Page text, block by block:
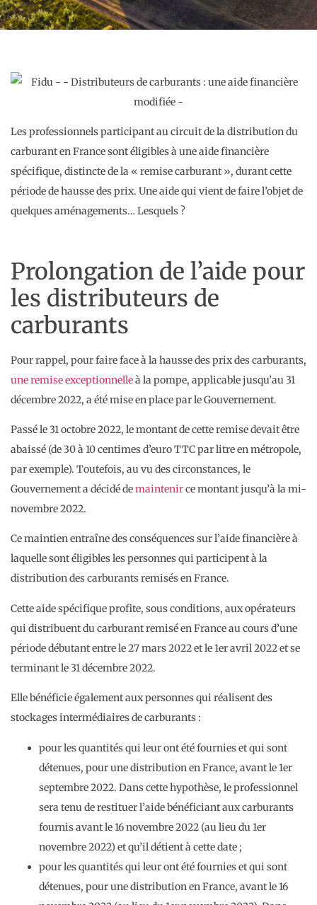
Les professionnels participant au circuit de la distribution du
carburant en France sont éligibles à une aide financière
spécifique, distincte de la « remise carburant », durant cette
période de hausse des prix. Une aide qui vient de faire l’objet de
quelques aménagements… Lesquels ?
Prolongation de l’aide pour
les distributeurs de
carburants
Pour rappel, pour faire face à la hausse des prix des carburants,
une remise exceptionnelleà la pompe, applicable jusqu’au 31
décembre 2022, a été mise en place par le Gouvernement.
Passé le 31 octobre 2022, le montant de cette remise devait être
abaissé (de 30 à 10 centimes d’euro TTC par litre en métropole,
par exemple). Toutefois, au vu des circonstances, le
Gouvernement a décidé demaintenirce montant jusqu’à la mi-
novembre 2022.
Ce maintien entraîne des conséquences sur l’aide financière à
laquelle sont éligibles les personnes qui participent à la
distribution des carburants remisés en France.
Cette aide spécifique profite, sous conditions, aux opérateurs
qui distribuent du carburant remisé en France au cours d’une
période débutant entre le 27 mars 2022 et le 1er avril 2022 et se
terminant le 31 décembre 2022.
Elle bénéficie également aux personnes qui réalisent des
stockages intermédiaires de carburants :
pour les quantités qui leur ont été fournies et qui sont
détenues, pour une distribution en France, avant le 1er
septembre 2022. Dans cette hypothèse, le professionnel
sera tenu de restituer l’aide bénéficiant aux carburants
fournis avant le 16 novembre 2022 (au lieu du 1er
novembre 2022) et qu’il détient à cette date ;
pour les quantités qui leur ont été fournies et qui sont
détenues, pour une distribution en France, avant le 16